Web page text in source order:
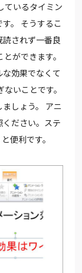
ているタイミン
。 そうするこ
されず一番良
ができます。
効果でなくて
いことです。
しょう。 アニ
ださい。ステ
便利です。